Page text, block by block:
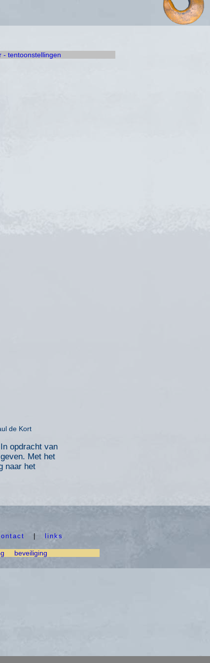
- tentoonstellingen
de Kort
opdracht van
Met het
naar het
links
beveiliging